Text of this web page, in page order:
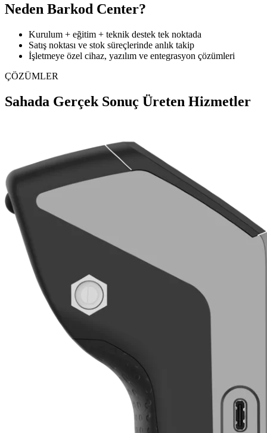
Neden Barkod Center?
Kurulum + eğitim + teknik destek tek noktada
Satış noktası ve stok süreçlerinde anlık takip
İşletmeye özel cihaz, yazılım ve entegrasyon çözümleri
ÇÖZÜMLER
Sahada Gerçek Sonuç Üreten Hizmetler